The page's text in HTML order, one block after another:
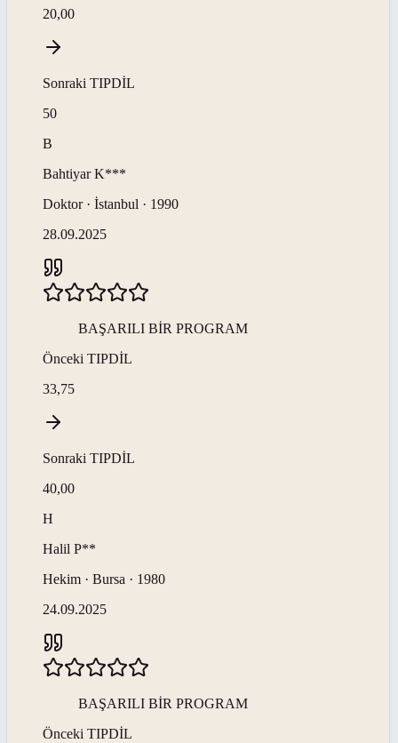
20,00
Sonraki TIPDİL
50
B
Bahtiyar K***
Doktor · İstanbul · 1990
28.09.2025
BAŞARILI BİR PROGRAM
Önceki TIPDİL
33,75
Sonraki TIPDİL
40,00
H
Halil P**
Hekim · Bursa · 1980
24.09.2025
BAŞARILI BİR PROGRAM
Önceki TIPDİL